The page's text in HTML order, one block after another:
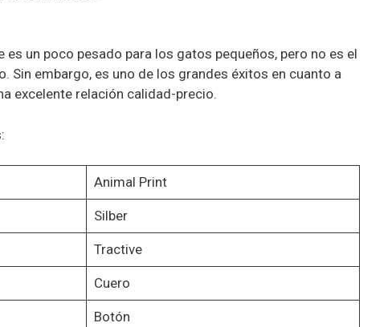
es un poco pesado para los gatos pequeños, pero no es el
Sin embargo, es uno de los grandes éxitos en cuanto a
excelente relación calidad-precio.
Animal Print
Silber
Tractive
Cuero
Botón